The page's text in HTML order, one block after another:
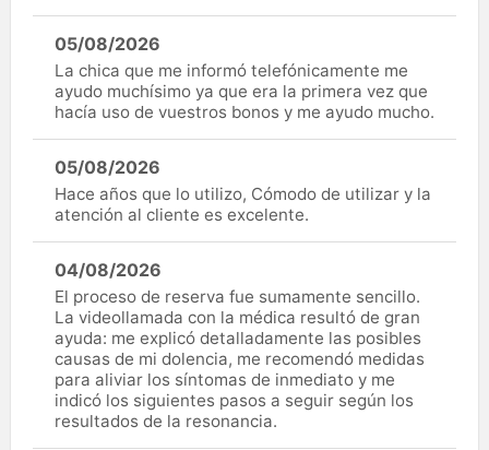
05/08/2026
La chica que me informó telefónicamente me
ayudo muchísimo ya que era la primera vez que
hacía uso de vuestros bonos y me ayudo mucho.
05/08/2026
Hace años que lo utilizo, Cómodo de utilizar y la
atención al cliente es excelente.
04/08/2026
El proceso de reserva fue sumamente sencillo.
La videollamada con la médica resultó de gran
ayuda: me explicó detalladamente las posibles
causas de mi dolencia, me recomendó medidas
para aliviar los síntomas de inmediato y me
indicó los siguientes pasos a seguir según los
resultados de la resonancia.